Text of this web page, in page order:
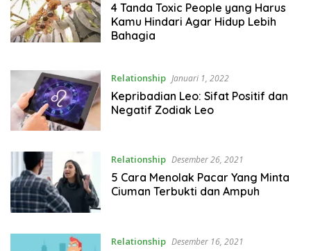
4 Tanda Toxic People yang Harus
Kamu Hindari Agar Hidup Lebih
Bahagia
Relationship Januari 1, 2022
Kepribadian Leo: Sifat Positif dan
Negatif Zodiak Leo
Relationship Desember 26, 2021
5 Cara Menolak Pacar Yang Minta
Ciuman Terbukti dan Ampuh
Relationship Desember 16, 2021